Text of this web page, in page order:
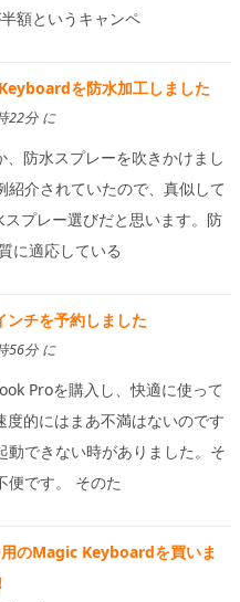
額というキャンペ
を防水加工しました
22分 に
、防水スプレーを吹きかけまし
紹介されていたので、真似して
プレー選びだと思います。防
に適応している
チを予約しました
56分 に
Proを購入し、快適に使って
度的にはまあ不満はないのです
動できない時がありました。そ
便です。 そのた
のMagic Keyboardを買いま